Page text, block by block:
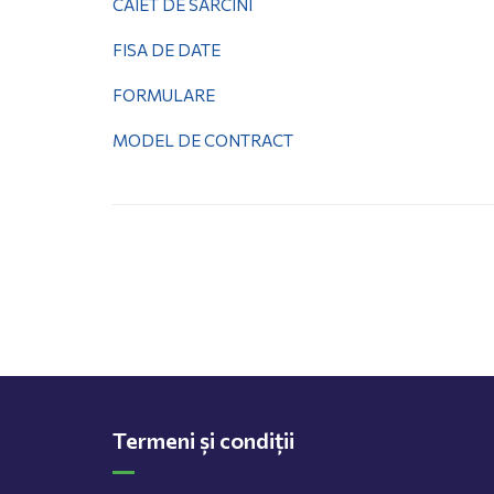
CAIET DE SARCINI
FISA DE DATE
FORMULARE
MODEL DE CONTRACT
Termeni și condiții